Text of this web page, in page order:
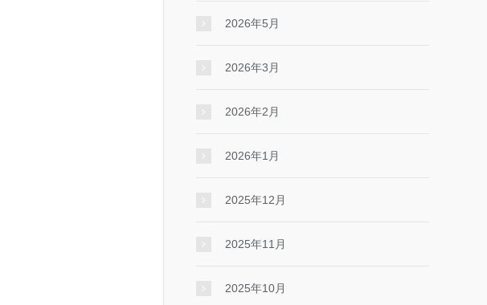
2026年5月
2026年3月
2026年2月
2026年1月
2025年12月
2025年11月
2025年10月